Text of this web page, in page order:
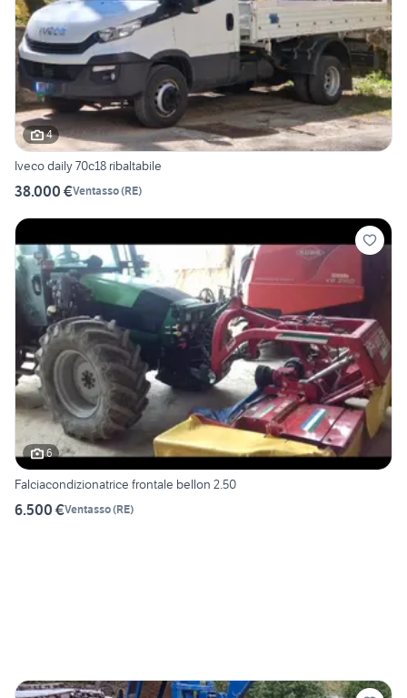
4
Iveco daily 70c18 ribaltabile
38.000 €Ventasso(RE)
6
Falciacondizionatrice frontale bellon 2.50
6.500 €Ventasso(RE)